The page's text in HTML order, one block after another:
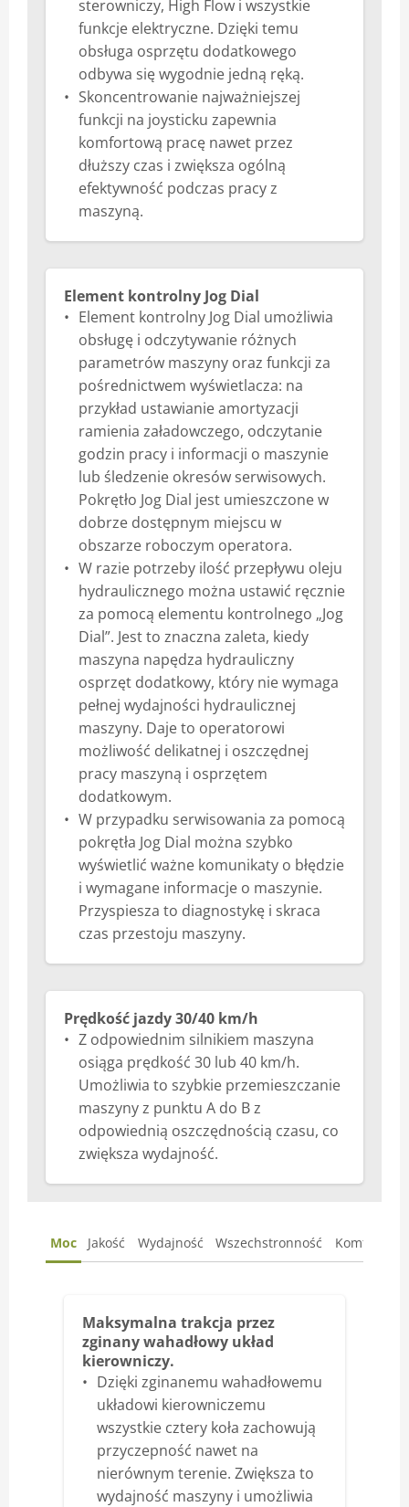
sterowniczy, High Flow i wszystkie
funkcje elektryczne. Dzięki temu
obsługa osprzętu dodatkowego
odbywa się wygodnie jedną ręką.
Skoncentrowanie najważniejszej
funkcji na joysticku zapewnia
komfortową pracę nawet przez
dłuższy czas i zwiększa ogólną
efektywność podczas pracy z
maszyną.
Element kontrolny Jog Dial
Element kontrolny Jog Dial umożliwia
obsługę i odczytywanie różnych
parametrów maszyny oraz funkcji za
pośrednictwem wyświetlacza: na
przykład ustawianie amortyzacji
ramienia załadowczego, odczytanie
godzin pracy i informacji o maszynie
lub śledzenie okresów serwisowych.
Pokrętło Jog Dial jest umieszczone w
dobrze dostępnym miejscu w
obszarze roboczym operatora.
W razie potrzeby ilość przepływu oleju
hydraulicznego można ustawić ręcznie
za pomocą elementu kontrolnego „Jog
Dial”. Jest to znaczna zaleta, kiedy
maszyna napędza hydrauliczny
osprzęt dodatkowy, który nie wymaga
pełnej wydajności hydraulicznej
maszyny. Daje to operatorowi
możliwość delikatnej i oszczędnej
pracy maszyną i osprzętem
dodatkowym.
W przypadku serwisowania za pomocą
pokrętła Jog Dial można szybko
wyświetlić ważne komunikaty o błędzie
i wymagane informacje o maszynie.
Przyspiesza to diagnostykę i skraca
czas przestoju maszyny.
Prędkość jazdy 30/40 km/h
Z odpowiednim silnikiem maszyna
osiąga prędkość 30 lub 40 km/h.
Umożliwia to szybkie przemieszczanie
maszyny z punktu A do B z
odpowiednią oszczędnością czasu, co
zwiększa wydajność.
Moc Jakość Wydajność Wszechstronność Komfort
Maksymalna trakcja przez
zginany wahadłowy układ
kierowniczy.
Dzięki zginanemu wahadłowemu
układowi kierowniczemu
wszystkie cztery koła zachowują
przyczepność nawet na
nierównym terenie. Zwiększa to
wydajność maszyny i umożliwia